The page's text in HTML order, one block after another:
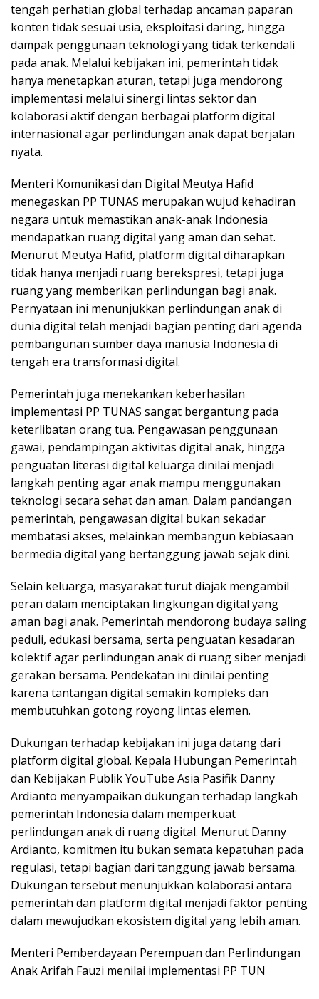
tengah perhatian global terhadap ancaman paparan
konten tidak sesuai usia, eksploitasi daring, hingga
dampak penggunaan teknologi yang tidak terkendali
pada anak. Melalui kebijakan ini, pemerintah tidak
hanya menetapkan aturan, tetapi juga mendorong
implementasi melalui sinergi lintas sektor dan
kolaborasi aktif dengan berbagai platform digital
internasional agar perlindungan anak dapat berjalan
nyata.
Menteri Komunikasi dan Digital Meutya Hafid
menegaskan PP TUNAS merupakan wujud kehadiran
negara untuk memastikan anak-anak Indonesia
mendapatkan ruang digital yang aman dan sehat.
Menurut Meutya Hafid, platform digital diharapkan
tidak hanya menjadi ruang berekspresi, tetapi juga
ruang yang memberikan perlindungan bagi anak.
Pernyataan ini menunjukkan perlindungan anak di
dunia digital telah menjadi bagian penting dari agenda
pembangunan sumber daya manusia Indonesia di
tengah era transformasi digital.
Pemerintah juga menekankan keberhasilan
implementasi PP TUNAS sangat bergantung pada
keterlibatan orang tua. Pengawasan penggunaan
gawai, pendampingan aktivitas digital anak, hingga
penguatan literasi digital keluarga dinilai menjadi
langkah penting agar anak mampu menggunakan
teknologi secara sehat dan aman. Dalam pandangan
pemerintah, pengawasan digital bukan sekadar
membatasi akses, melainkan membangun kebiasaan
bermedia digital yang bertanggung jawab sejak dini.
Selain keluarga, masyarakat turut diajak mengambil
peran dalam menciptakan lingkungan digital yang
aman bagi anak. Pemerintah mendorong budaya saling
peduli, edukasi bersama, serta penguatan kesadaran
kolektif agar perlindungan anak di ruang siber menjadi
gerakan bersama. Pendekatan ini dinilai penting
karena tantangan digital semakin kompleks dan
membutuhkan gotong royong lintas elemen.
Dukungan terhadap kebijakan ini juga datang dari
platform digital global. Kepala Hubungan Pemerintah
dan Kebijakan Publik YouTube Asia Pasifik Danny
Ardianto menyampaikan dukungan terhadap langkah
pemerintah Indonesia dalam memperkuat
perlindungan anak di ruang digital. Menurut Danny
Ardianto, komitmen itu bukan semata kepatuhan pada
regulasi, tetapi bagian dari tanggung jawab bersama.
Dukungan tersebut menunjukkan kolaborasi antara
pemerintah dan platform digital menjadi faktor penting
dalam mewujudkan ekosistem digital yang lebih aman.
Menteri Pemberdayaan Perempuan dan Perlindungan
Anak Arifah Fauzi menilai implementasi PP TUN